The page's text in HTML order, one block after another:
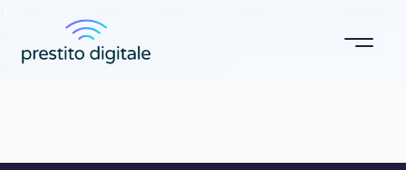
ma anche la soluzione più adeguata in rapporto alla
sostenibilità e alla trasparenza.